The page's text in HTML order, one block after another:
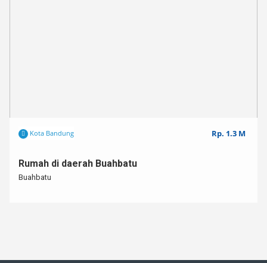
Kota Bandung Rp. 1.3 M
Rumah di daerah Buahbatu
Buahbatu